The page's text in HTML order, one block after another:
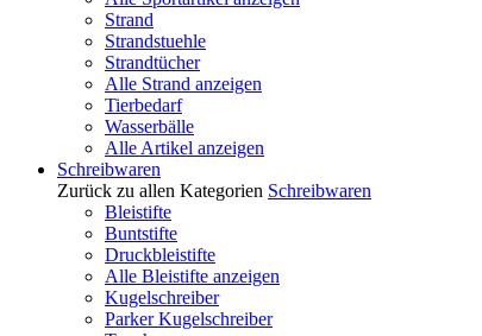
Strand
Strandstuehle
Strandtücher
Alle Strand anzeigen
Tierbedarf
Wasserbälle
Alle Artikel anzeigen
Schreibwaren
Zurück zu allen Kategorien Schreibwaren
Bleistifte
Buntstifte
Druckbleistifte
Alle Bleistifte anzeigen
Kugelschreiber
Parker Kugelschreiber